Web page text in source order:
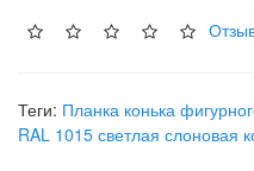
Теги: Планка конька
RAL 1015 светлая слоновая